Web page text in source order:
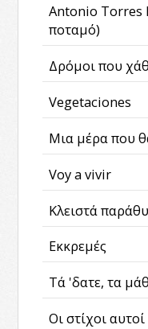
Antonio Torres
ποταμό)
Δρόμοι που
Vegetaciones
Μια μέρα που
Voy a vivir
Κλειστά
Εκκρεμές
Τά 'δατε, τα
Οι στίχοι αυτοί